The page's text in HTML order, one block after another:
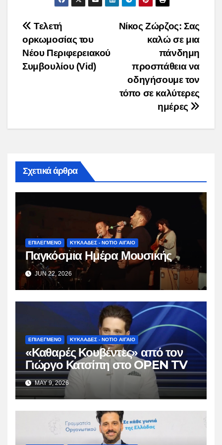
Post
navigation
Νίκος Ζώρζος: Σας
καλώ σε μια
πάνδημη
προσπάθεια να
οδηγήσουμε τον
τόπο σε καλύτερες
ημέρες
Τελετή
ορκωμοσίας του
Νέου Περιφερειακού
Συμβουλίου (Vid)
Σχετικά άρθρα
ΕΠΙΛΕΓΜΕΝΟ ΚΥΚΛΑΔΕΣ - ΝΟΤΙΟ ΑΙΓΑΙΟ
Παγκόσμια Ημέρα Μουσικής
JUN 22, 2026
ΕΠΙΛΕΓΜΕΝΟ ΚΥΚΛΑΔΕΣ - ΝΟΤΙΟ ΑΙΓΑΙΟ
«Καθαρές Κουβέντες» από τον
Γιώργο Κατσίπη στο OPEN TV
MAY 9, 2026